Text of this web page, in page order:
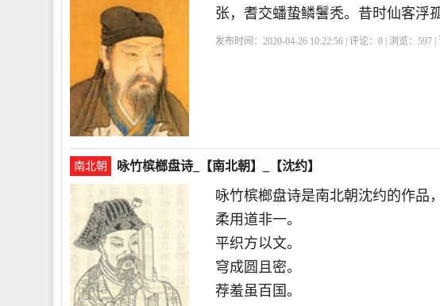
张，耆交蟠蛰鳞鬐秃。昔时仙客浮
发布时间：2020-04-26 10:22:56 | 评论：0 | 浏览：597
南北朝 咏竹槟榔盘诗_【南北朝】_【沈约】
咏竹槟榔盘诗是南北朝沈约的作品
柔用道非一。
平织方以文。
穹成圆且密。
荐羞虽百国。